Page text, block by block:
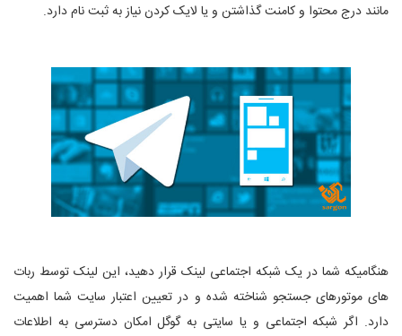
مانند درج محتوا و کامنت گذاشتن و یا لایک کردن نیاز به ثبت نام دارد.
هنگامیکه شما در یک شبکه اجتماعی لینک قرار دهید، این لینک توسط ربات
های موتورهای جستجو شناخته شده و در تعیین اعتبار سایت شما اهمیت
دارد. اگر شبکه اجتماعی و یا سایتی به گوگل امکان دسترسی به اطلاعات